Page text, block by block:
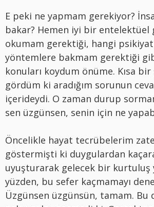
E peki ne yapmam gerekiyor?
bakar? Hemen iyi bir entelektüel
okumam gerektiği, hangi
yöntemlere bakmam gerektiği
konuları koydum önüme. Kısa
gördüm ki aradığım sorunun
içerideydi. O zaman durup
sen üzgünsen, senin için ne
Öncelikle hayat tecrübelerim
göstermişti ki duygulardan
uyuşturarak gelecek bir kurtuluş
yüzden, bu sefer kaçmamayı
Üzgünsen üzgünsün, tamam. Bu